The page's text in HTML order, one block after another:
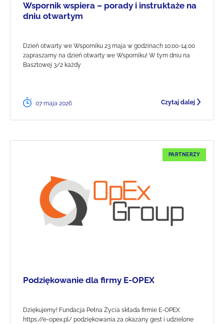
Wspornik wspiera – porady i instruktaże na
dniu otwartym
Dzień otwarty we Wsporniku 23 maja w godzinach 10:00-14:00
zapraszamy na dzień otwarty we Wsporniku! W tym dniu na
Basztowej 3/2 każdy
07 maja 2026 Czytaj dalej
PARTNERZY
Podziękowanie dla firmy E-OPEX
Dziękujemy! Fundacja Pełna Życia składa firmie E-OPEX
https://e-opex.pl/ podziękowania za okazany gest i udzielone